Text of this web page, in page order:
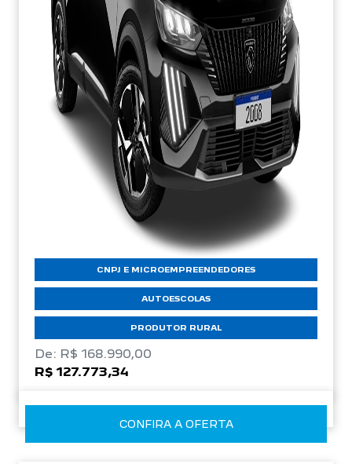
CNPJ E MICROEMPREENDEDORES
AUTOESCOLAS
PRODUTOR RURAL
De: R$ 168.990,00
R$ 127.773,34
CONFIRA A OFERTA